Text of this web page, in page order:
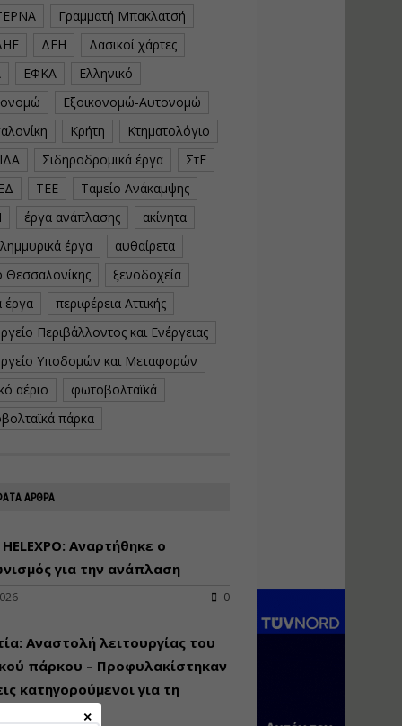
Γραμματή Μπακλατσή
ΔΕΗ
Δασικοί χάρτες
ΕΦΚΑ
Ελληνικό
Εξοικονομώ-Αυτονομώ
Κρήτη
Κτηματολόγιο
Σιδηροδρομικά έργα
ΣτΕ
ΤΕΕ
Ταμείο Ανάκαμψης
έργα ανάπλασης
ακίνητα
έργα
αυθαίρετα
Θεσσαλονίκης
ξενοδοχεία
έργα
περιφέρεια Αττικής
Περιβάλλοντος και Ενέργειας
Υποδομών και Μεταφορών
αέριο
φωτοβολταϊκά
πάρκα
ΑΡΘΡΑ
Αναρτήθηκε ο
για την ανάπλαση
0
Αναστολή λειτουργίας του
πάρκου – Προφυλακίστηκαν
κατηγορούμενοι για τη
Εισηγητής:
Τιμή από: €230.00
Διάρκεια: 16 ώρες
Εισηγητής:
Τιμή από: €275.00
τουριστικών μονάδων
Νικόλαος Σαρούκος
Τιμή από: €145.00
Διάρκεια: 8 ώρες